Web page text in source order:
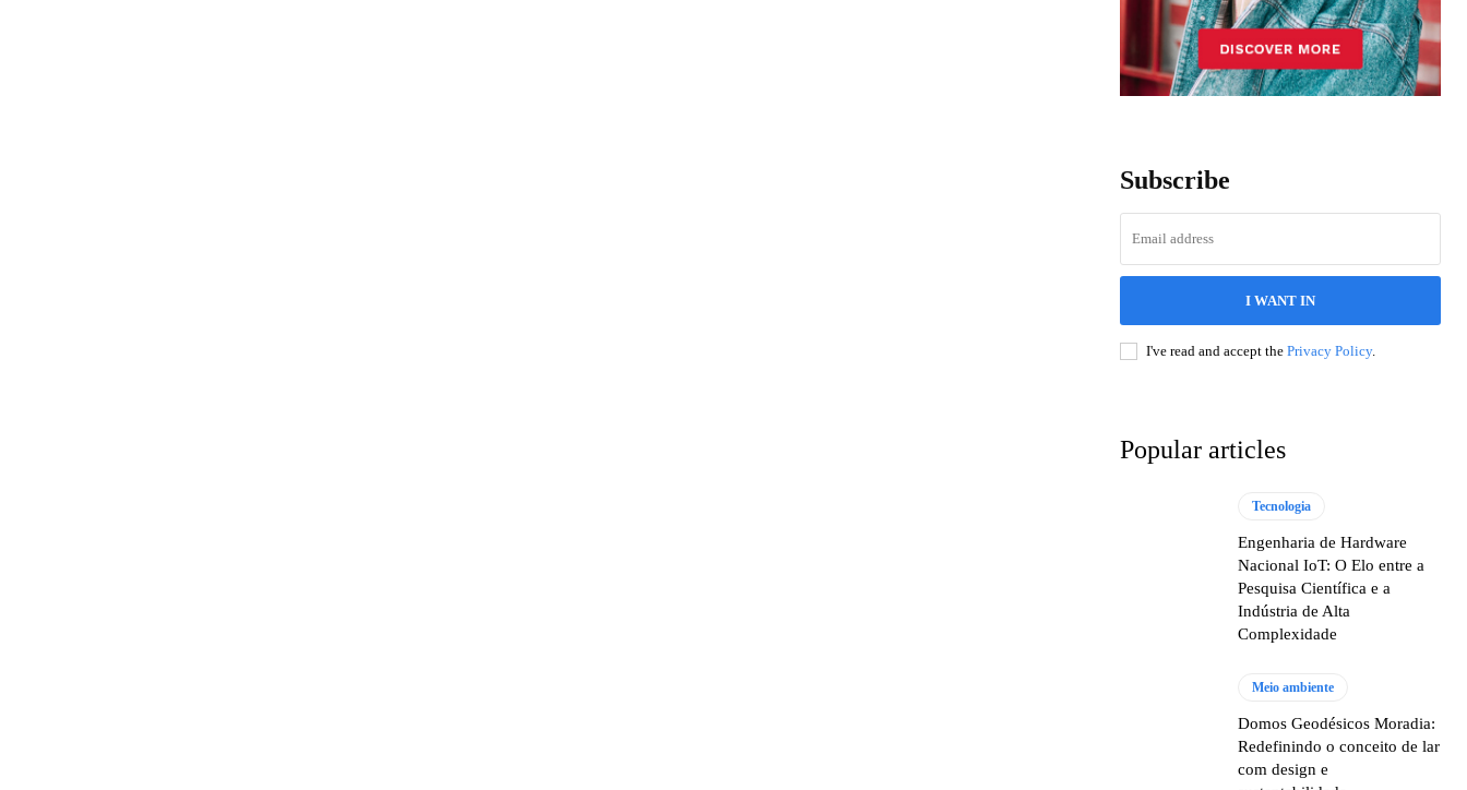
Subscribe
I WANT IN
I've read and accept the Privacy Policy.
Popular articles
Tecnologia
Engenharia de Hardware
Nacional IoT: O Elo entre a
Pesquisa Científica e a
Indústria de Alta
Complexidade
Meio ambiente
Domos Geodésicos Moradia:
Redefinindo o conceito de lar
com design e